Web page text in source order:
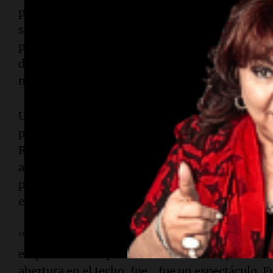
personal del santuario examinó los patrones de
semanas y recortó los cañones dañados. El ave
plumas de un búho de tamaño similar que
duró alrededor de 90 minutos y resultó en la
nuevas y una secundaria en su ala derecha.
Una vez finalizado el procedimiento, el búho
para recuperarse de la anestesia. Al despertar,
Richwalski utilizó un medidor de decibelios
aleteo y determinó que era lo suficientemente
pudiera ser liberado. El ave se mantuvo
el techo del aviario, luego ganó velocidad y
"Se siente tan, tan bien. Creo que mi corazón
empezaban a imponerse a la emoción, pero